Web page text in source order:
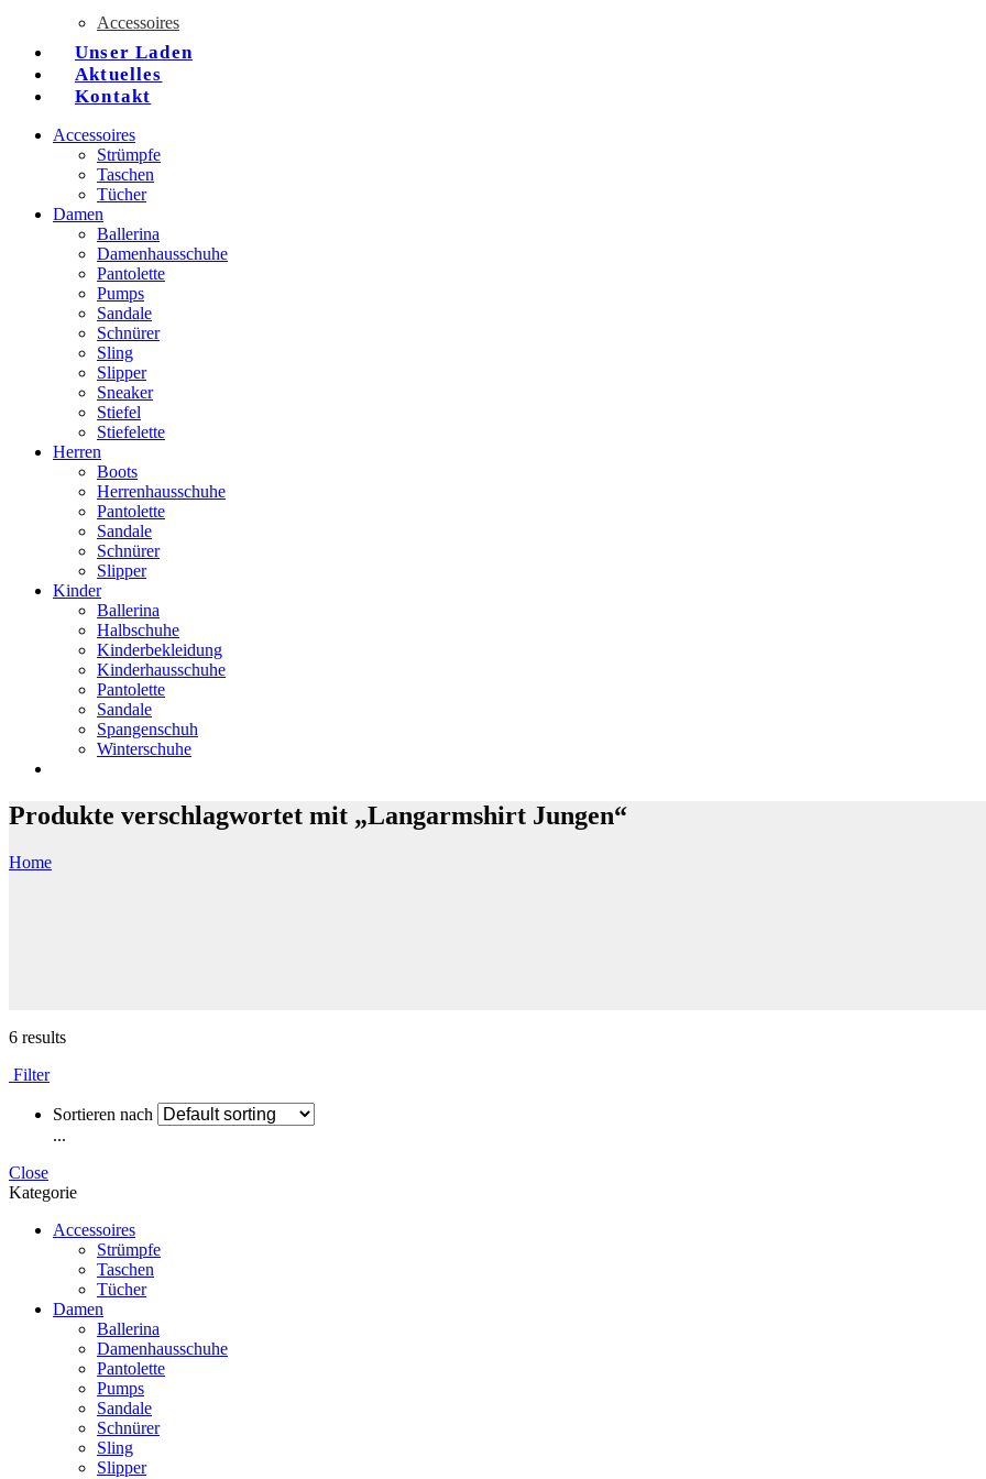
Accessoires
Unser Laden
Aktuelles
Kontakt
Accessoires
Strümpfe
Taschen
Tücher
Damen
Ballerina
Damenhausschuhe
Pantolette
Pumps
Sandale
Schnürer
Sling
Slipper
Sneaker
Stiefel
Stiefelette
Herren
Boots
Herrenhausschuhe
Pantolette
Sandale
Schnürer
Slipper
Kinder
Ballerina
Halbschuhe
Kinderbekleidung
Kinderhausschuhe
Pantolette
Sandale
Spangenschuh
Winterschuhe
Produkte verschlagwortet mit „Langarmshirt Jungen“
Home
6 results
Filter
Sortieren nach
...
Close
Kategorie
Accessoires
Strümpfe
Taschen
Tücher
Damen
Ballerina
Damenhausschuhe
Pantolette
Pumps
Sandale
Schnürer
Sling
Slipper